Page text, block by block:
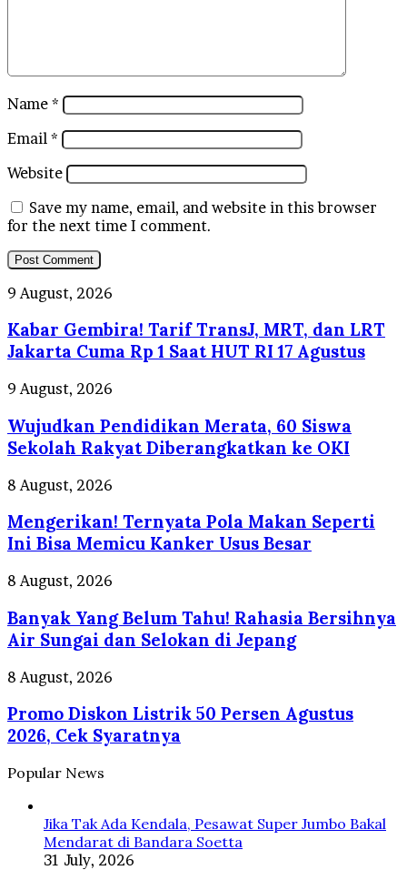
Name *
Email *
Website
Save my name, email, and website in this browser
for the next time I comment.
Kabar
Tarif
TransJ,
MRT,
dan
Jakarta
Cuma
Rp
Saat
RI
17
9 August, 2026
Kabar Gembira! Tarif TransJ, MRT, dan LRT
Jakarta Cuma Rp 1 Saat HUT RI 17 Agustus
Wujudkan
Merata,
60
Siswa
Sekolah
Rakyat
Diberangkatkan
ke
OKI
9 August, 2026
Wujudkan Pendidikan Merata, 60 Siswa
Sekolah Rakyat Diberangkatkan ke OKI
Mengerikan!
Pola
Makan
Seperti
Ini
Memicu
Kanker
Usus
8 August, 2026
Mengerikan! Ternyata Pola Makan Seperti
Ini Bisa Memicu Kanker Usus Besar
Banyak
Belum
Tahu!
Rahasia
Bersihnya
Sungai
dan
Selokan
Jepang
8 August, 2026
Banyak Yang Belum Tahu! Rahasia Bersihnya
Air Sungai dan Selokan di Jepang
Promo
Listrik
50
Persen
Agustus
2026,
Cek
Syaratnya
8 August, 2026
Promo Diskon Listrik 50 Persen Agustus
2026, Cek Syaratnya
Popular News
Jika Tak Ada Kendala, Pesawat Super Jumbo Bakal
Mendarat di Bandara Soetta
31 July, 2026